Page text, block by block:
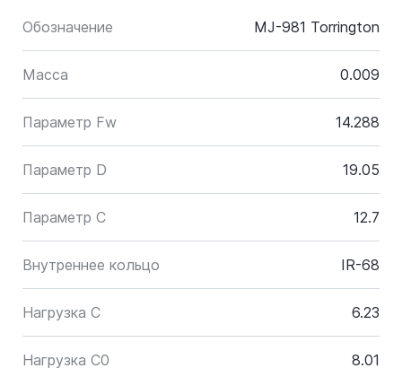
Обозначение MJ-981 Torrington
Масса 0.009
Параметр Fw 14.288
Параметр D 19.05
Параметр C 12.7
Внутреннее кольцо IR-68
Нагрузка C 6.23
Нагрузка C0 8.01